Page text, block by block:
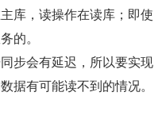
库，读操作在读库；即使
的。
步会有延迟，所以要实现
据有可能读不到的情况。